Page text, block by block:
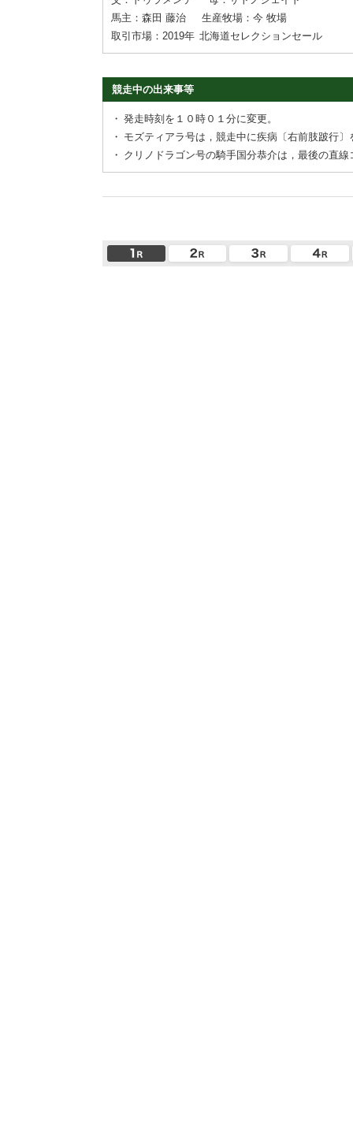
馬主：森田 藤治
生産牧場：今 牧場
取引市場：2019年 北海道セレクションセール
競走中の出来事等
・ 発走時刻を１０時０１分に変更。
・ モズティアラ号は，競走中に疾病〔右前肢跛行
・ クリノドラゴン号の騎手国分恭介は，最後の直